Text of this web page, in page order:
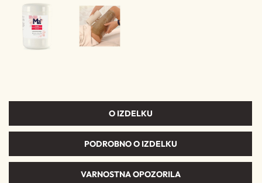
O IZDELKU
PODROBNO O IZDELKU
VARNOSTNA OPOZORILA